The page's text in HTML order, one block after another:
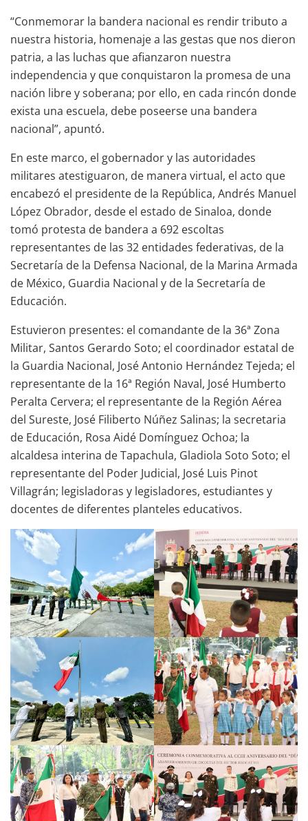
“Conmemorar la bandera nacional es rendir tributo a
nuestra historia, homenaje a las gestas que nos dieron
patria, a las luchas que afianzaron nuestra
independencia y que conquistaron la promesa de una
nación libre y soberana; por ello, en cada rincón donde
exista una escuela, debe poseerse una bandera
nacional”, apuntó.
En este marco, el gobernador y las autoridades
militares atestiguaron, de manera virtual, el acto que
encabezó el presidente de la República, Andrés Manuel
López Obrador, desde el estado de Sinaloa, donde
tomó protesta de bandera a 692 escoltas
representantes de las 32 entidades federativas, de la
Secretaría de la Defensa Nacional, de la Marina Armada
de México, Guardia Nacional y de la Secretaría de
Educación.
Estuvieron presentes: el comandante de la 36ª Zona
Militar, Santos Gerardo Soto; el coordinador estatal de
la Guardia Nacional, José Antonio Hernández Tejeda; el
representante de la 16ª Región Naval, José Humberto
Peralta Cervera; el representante de la Región Aérea
del Sureste, José Filiberto Núñez Salinas; la secretaria
de Educación, Rosa Aidé Domínguez Ochoa; la
alcaldesa interina de Tapachula, Gladiola Soto Soto; el
representante del Poder Judicial, José Luis Pinot
Villagrán; legisladoras y legisladores, estudiantes y
docentes de diferentes planteles educativos.